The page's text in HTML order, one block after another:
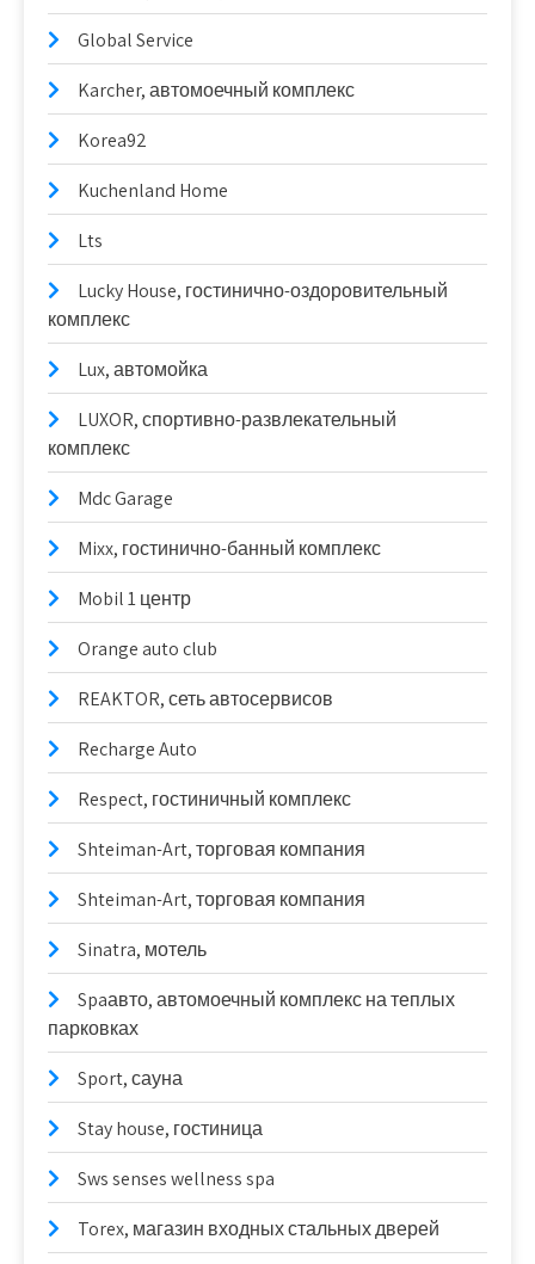
Global Service
Karcher, автомоечный комплекс
Korea92
Kuchenland Home
Lts
Lucky House, гостинично-оздоровительный
комплекс
Lux, автомойка
LUXOR, спортивно-развлекательный
комплекс
Mdc Garage
Mixx, гостинично-банный комплекс
Mobil 1 центр
Orange auto club
REAKTOR, сеть автосервисов
Recharge Auto
Respect, гостиничный комплекс
Shteiman-Art, торговая компания
Shteiman-Art, торговая компания
Sinatra, мотель
Spaавто, автомоечный комплекс на теплых
парковках
Sport, сауна
Stay house, гостиница
Sws senses wellness spa
Torex, магазин входных стальных дверей